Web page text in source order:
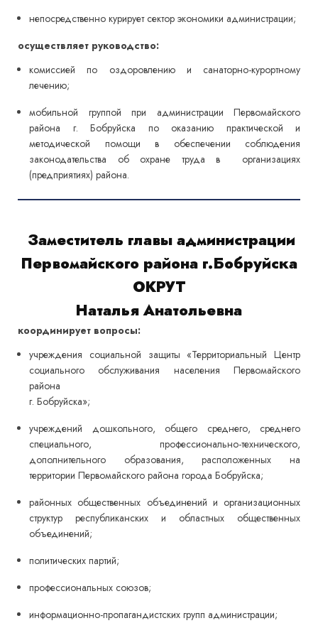
непосредственно курирует сектор экономики администрации;
осуществляет руководство:
комиссией по оздоровлению и санаторно-курортному
лечению;
мобильной группой при администрации Первомайского
района г. Бобруйска по оказанию практической и
методической помощи в обеспечении соблюдения
законодательства об охране труда в организациях
(предприятиях) района.
Заместитель главы администрации
Первомайского района г.Бобруйска
ОКРУТ
­­Наталья Анатольевна
координирует вопросы:
учреждения социальной защиты «Территориальный Центр
социального обслуживания населения Первомайского
района
г. Бобруйска»;
учреждений дошкольного, общего среднего, среднего
специального, профессионально-технического,
дополнительного образования, расположенных на
территории Первомайского района города Бобруйска;
районных общественных объединений и организационных
структур республиканских и областных общественных
объединений;
политических партий;
профессиональных союзов;
информационно-пропагандистских групп администрации;